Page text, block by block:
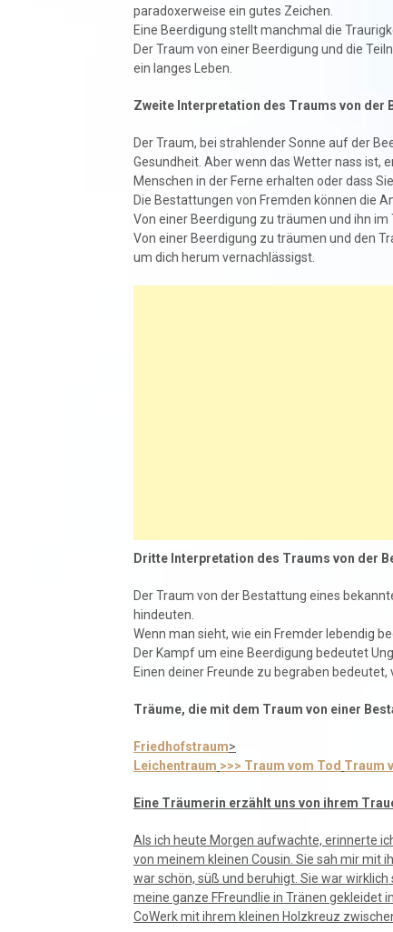
paradoxerweise ein gutes Zeichen.
Eine Beerdigung stellt manchmal die
Der Traum von einer Beerdigung und die
ein langes Leben.
Zweite Interpretation des Traums von der
Der Traum, bei strahlender Sonne auf der
Gesundheit. Aber wenn das Wetter nass ist,
Menschen in der Ferne erhalten oder dass
Die Bestattungen von Fremden können die
Von einer Beerdigung zu träumen und ihn
Von einer Beerdigung zu träumen und den
um dich herum vernachlässigst.
Dritte Interpretation des Traums von der
Der Traum von der Bestattung eines
hindeuten.
Wenn man sieht, wie ein Fremder lebendig
Der Kampf um eine Beerdigung bedeutet
Einen deiner Freunde zu begraben
Träume, die mit dem Traum von einer
Friedhofstraum>
Leichentraum >>> Traum vom Tod Traum
Eine Träumerin erzählt uns von ihrem
Als ich heute Morgen aufwachte, erinnerte
von meinem kleinen Cousin. Sie sah mir mit
war schön, süß und beruhigt. Sie war
meine ganze FFreundlie in Tränen gekleidet
CoWerk mit ihrem kleinen Holzkreuz